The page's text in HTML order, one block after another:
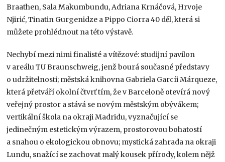
Braathen, Sala Makumbundu, Adriana Krnáčová, Hrvoje
Njirić, Tinatin Gurgenidze a Pippo Ciorra 40 děl, která si
můžete prohlédnout na této výstavě.
Nechybí mezi nimi finalisté a vítězové: studijní pavilon
v areálu TU Braunschweig, jenž bourá současné představy
o udržitelnosti; městská knihovna Gabriela Garcíi Márqueze,
která přetváří okolní čtvrť tím, že v Barceloně otevírá nový
veřejný prostor a stává se novým městským obývákem;
vertikální škola na okraji Madridu, vyznačující se
jedinečným estetickým výrazem, prostorovou bohatostí
a snahou o ekologickou obnovu; mystická zahrada na okraji
Lundu, snažící se zachovat malý kousek přírody, kolem nějž